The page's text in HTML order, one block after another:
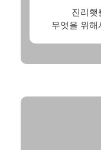
진리횃
무엇을 위